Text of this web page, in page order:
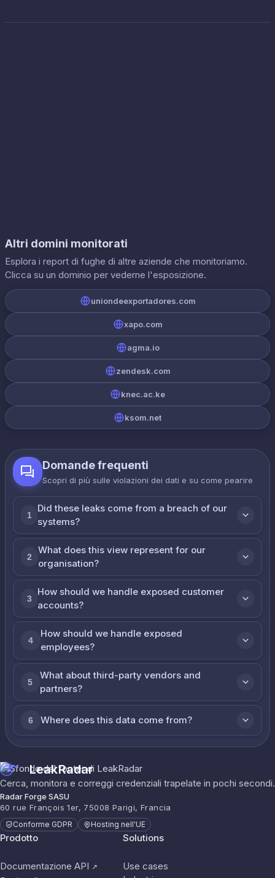
Altri domini monitorati
Esplora i report di fughe di altre aziende che monitoriamo.
Clicca su un dominio per vederne l'esposizione.
uniondeexportadores.com
xapo.com
agma.io
zendesk.com
knec.ac.ke
ksom.net
Domande frequenti
Scopri di più sulle violazioni dei dati e su come реагire
1
Did these leaks come from a breach of our
systems?
2
What does this view represent for our
organisation?
3
How should we handle exposed customer
accounts?
4
How should we handle exposed
employees?
5
What about third-party vendors and
partners?
6 Where does this data come from?
LeakRadar
Cerca, monitora e correggi credenziali trapelate in pochi secondi.
Radar Forge SASU
60 rue François 1er, 75008 Parigi, Francia
Conforme GDPR Hosting nell'UE
Prodotto
Documentazione API ↗
Solutions
Use cases